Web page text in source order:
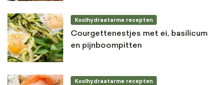
Koolhydraatarme recepten
Courgettenestjes met ei, basilicum
en pijnboompitten
Koolhydraatarme recepten